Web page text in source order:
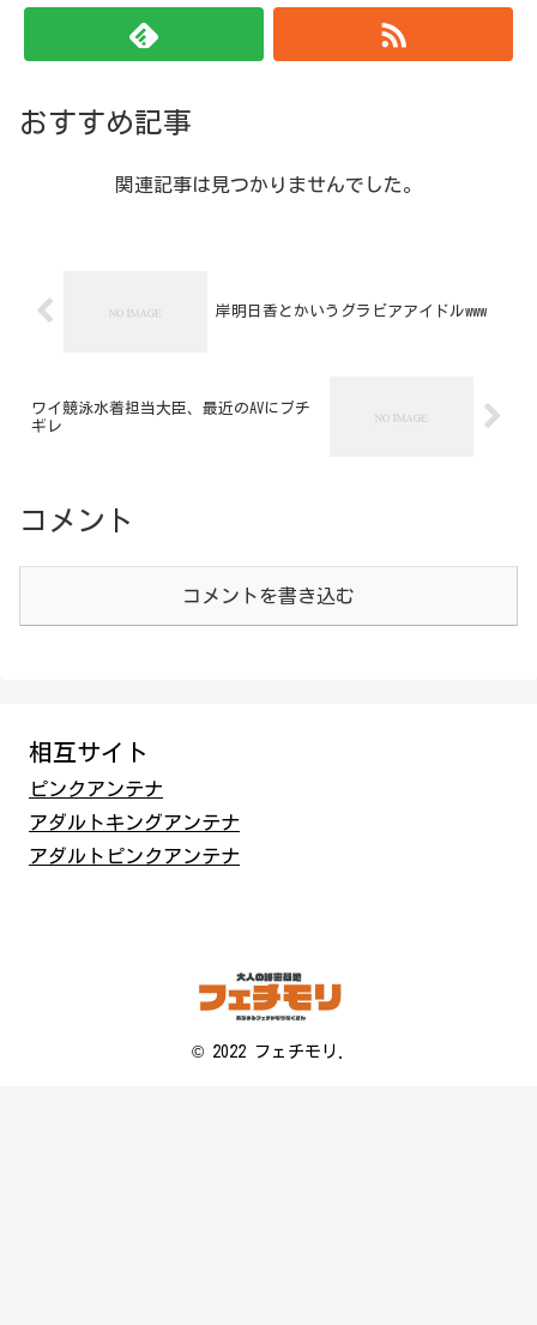
おすすめ記事
関連記事は見つかりませんでした。
岸明日香とかいうグラビアアイドルwww
ワイ競泳水着担当大臣、最近のAVにブチ
ギレ
コメント
コメントを書き込む
相互サイト
ピンクアンテナ
アダルトキングアンテナ
アダルトピンクアンテナ
© 2022 フェチモリ.